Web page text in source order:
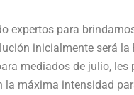
expertos para
inicialmente será
mediados de julio,
la máxima intensidad